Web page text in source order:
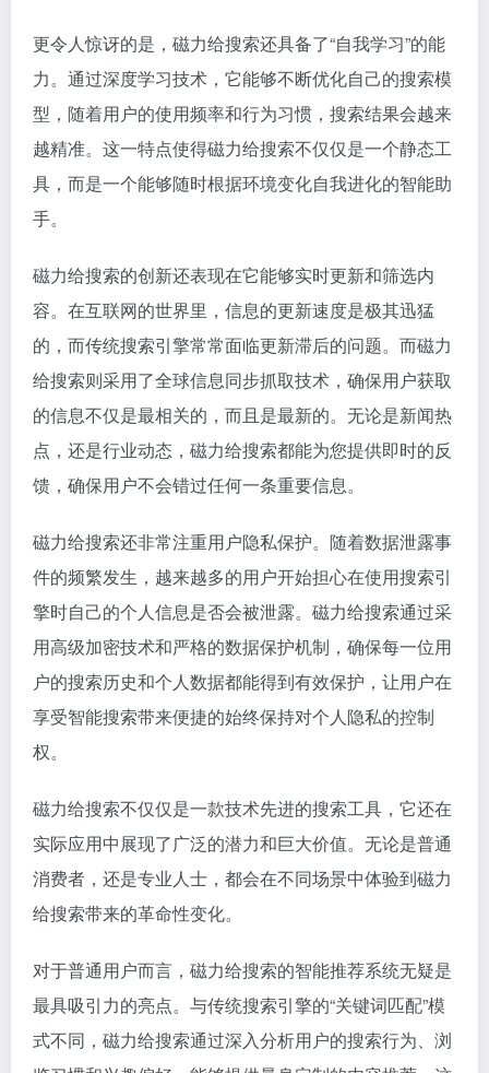
更令人惊讶的是，磁力给搜索还具备了“自我学习”的能
力。通过深度学习技术，它能够不断优化自己的搜索模
型，随着用户的使用频率和行为习惯，搜索结果会越来
越精准。这一特点使得磁力给搜索不仅仅是一个静态工
具，而是一个能够随时根据环境变化自我进化的智能助
手。
磁力给搜索的创新还表现在它能够实时更新和筛选内
容。在互联网的世界里，信息的更新速度是极其迅猛
的，而传统搜索引擎常常面临更新滞后的问题。而磁力
给搜索则采用了全球信息同步抓取技术，确保用户获取
的信息不仅是最相关的，而且是最新的。无论是新闻热
点，还是行业动态，磁力给搜索都能为您提供即时的反
馈，确保用户不会错过任何一条重要信息。
磁力给搜索还非常注重用户隐私保护。随着数据泄露事
件的频繁发生，越来越多的用户开始担心在使用搜索引
擎时自己的个人信息是否会被泄露。磁力给搜索通过采
用高级加密技术和严格的数据保护机制，确保每一位用
户的搜索历史和个人数据都能得到有效保护，让用户在
享受智能搜索带来便捷的始终保持对个人隐私的控制
权。
磁力给搜索不仅仅是一款技术先进的搜索工具，它还在
实际应用中展现了广泛的潜力和巨大价值。无论是普通
消费者，还是专业人士，都会在不同场景中体验到磁力
给搜索带来的革命性变化。
对于普通用户而言，磁力给搜索的智能推荐系统无疑是
最具吸引力的亮点。与传统搜索引擎的“关键词匹配”模
式不同，磁力给搜索通过深入分析用户的搜索行为、浏